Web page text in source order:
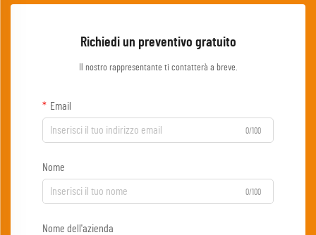
Richiedi un preventivo gratuito
Il nostro rappresentante ti contatterà a breve.
Email
0/100
Nome
0/100
Nome dell'azienda